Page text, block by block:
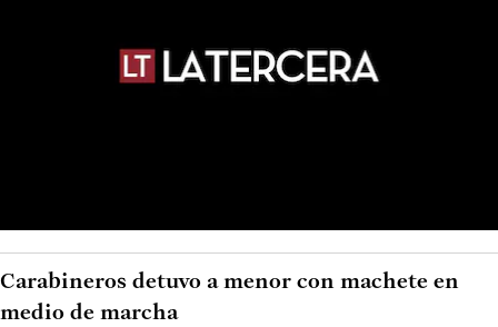
Carabineros detuvo a menor con machete en
medio de marcha